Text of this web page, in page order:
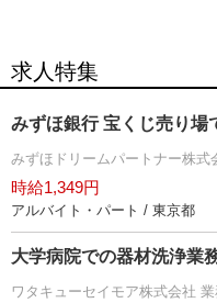
求人特集
みずほ銀行 宝くじ売り場
みずほドリームパートナー株式
時給1,349円
アルバイト・パート / 東京都
大学病院での器材洗浄業
ワタキューセイモア株式会社 業